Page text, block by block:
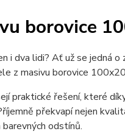
borovice
i dva lidi? Ať už se jedná
z masivu borovice
praktické řešení, které
překvapí nejen
odstínů.